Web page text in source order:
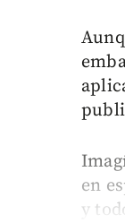
en
y